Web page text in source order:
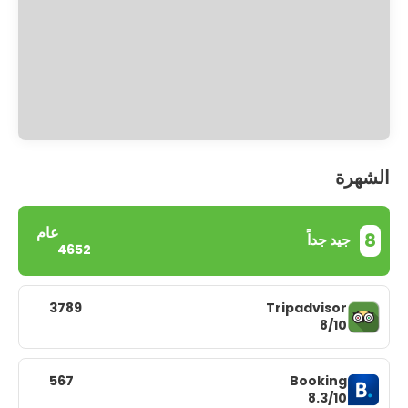
الشهرة
8 جيد جداً عام
4652
Tripadvisor
8/10
3789
Booking
8.3/10
567